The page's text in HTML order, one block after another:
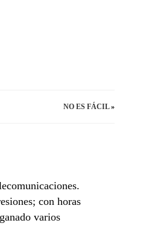
NO ES FÁCIL»
con horas
varios